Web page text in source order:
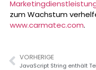
zum Wachstum
www.carmatec.com.
VORHERIGE